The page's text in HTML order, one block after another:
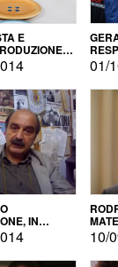
E
DEI 01/
IN
IL 10/